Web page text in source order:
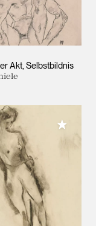
Akt, Selbstbildnis
hinzufügen
Meiner